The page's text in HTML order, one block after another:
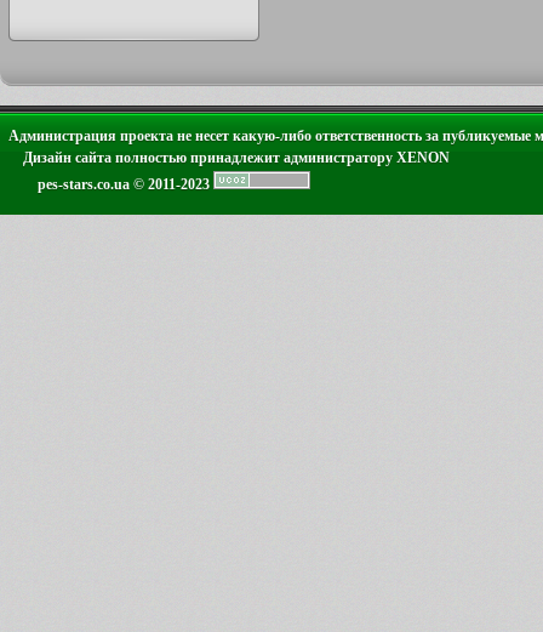
Администрация проекта не несет какую-либо ответственность за публикуемые
Дизайн сайта полностью принадлежит администратору XENON
pes-stars.co.ua © 2011-2023